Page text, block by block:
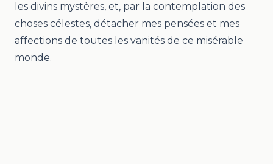
les divins mystères, et, par la contemplation des
choses célestes, détacher mes pensées et mes
affections de toutes les vanités de ce misérable
monde.